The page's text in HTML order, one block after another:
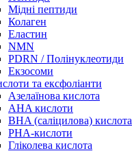
Мідні пептиди
Колаген
Еластин
NMN
PDRN / Полінуклеотиди
Екзосоми
та ексфоліанти
Азелаїнова кислота
AHA кислоти
BHA (саліцилова) кислота
PHA-кислоти
Гліколева кислота